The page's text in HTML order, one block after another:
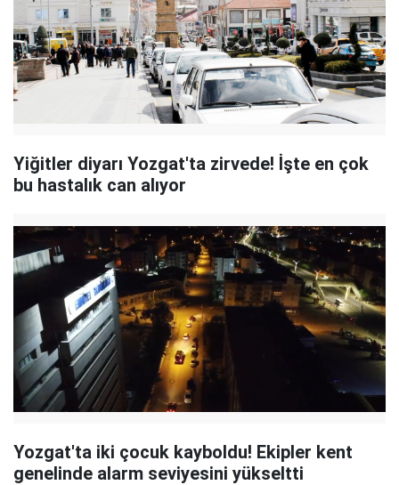
Yiğitler diyarı Yozgat'ta zirvede! İşte en çok
bu hastalık can alıyor
Yozgat'ta iki çocuk kayboldu! Ekipler kent
genelinde alarm seviyesini yükseltti